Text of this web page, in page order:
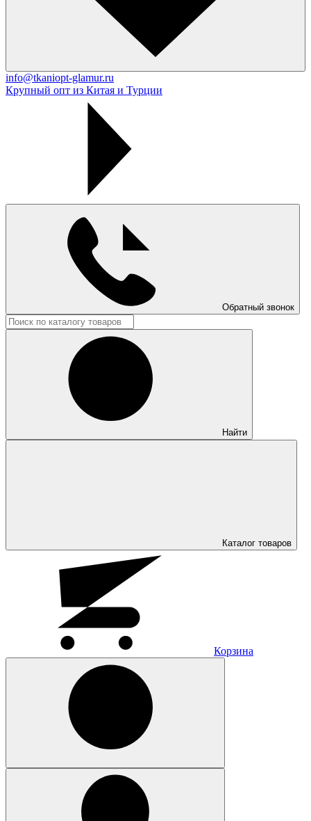
info@tkaniopt-glamur.ru
Крупный опт из Китая и Турции
Обратный звонок
Найти
Каталог товаров
Корзина